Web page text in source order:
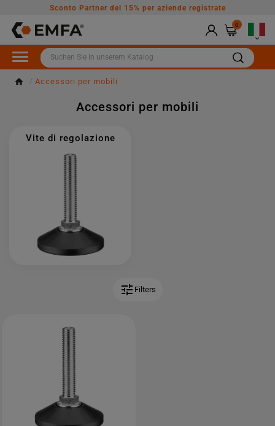
Sconto Partner del 15% per aziende registrate
0

Accessori per mobili
Accessori per mobili
Vite di regolazione
tune Filters